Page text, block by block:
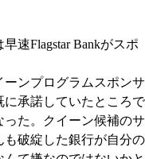
速Flagstar Bankがスポ
ンプログラムスポンサ
に承諾していたところで
った。クイーン候補のサ
も破綻した銀行が自分の